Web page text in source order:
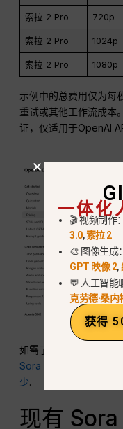
索拉 2 Pro 720p
索拉 2 Pro 1024p
索拉 2 Pro 1080p
示例中的总费用仅为每
重试或其他工作流成本
证，仅适用于OpenAI
如需了解以前的消费者
Sora 2 定价
少.
现有
一体化
🎬 视频制作
3.0,索拉 2
🎨 图像生成
GPT 映像 2,
💬 人工智能
克劳德·桑内
获得